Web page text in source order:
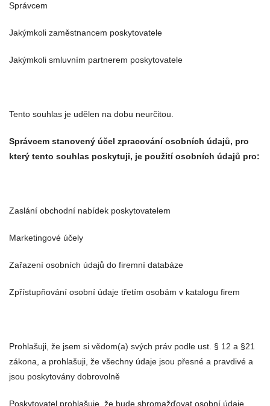
Správcem
Jakýmkoli zaměstnancem poskytovatele
Jakýmkoli smluvním partnerem poskytovatele
Tento souhlas je udělen na dobu neurčitou.
Správcem stanovený účel zpracování osobních údajů, pro
který tento souhlas poskytuji, je použití osobních údajů pro:
Zaslání obchodní nabídek poskytovatelem
Marketingové účely
Zařazení osobních údajů do firemní databáze
Zpřístupňování osobní údaje třetím osobám v katalogu firem
Prohlašuji, že jsem si vědom(a) svých práv podle ust. § 12 a §21
zákona, a prohlašuji, že všechny údaje jsou přesné a pravdivé a
jsou poskytovány dobrovolně
Poskytovatel prohlašuje, že bude shromažďovat osobní údaje